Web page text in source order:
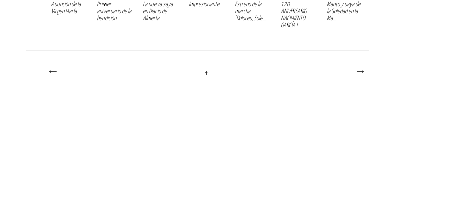
Asunción de la
Virgen María
Primer
aniversario de la
bendición ...
La nueva saya
en Diario de
Almería
Impresionante
Estreno de la
marcha
"Dolores, Sole...
120
ANIVERSARIO
NACIMIENTO
GARCÍA L...
Manto y saya de
la Soledad en la
Ma...